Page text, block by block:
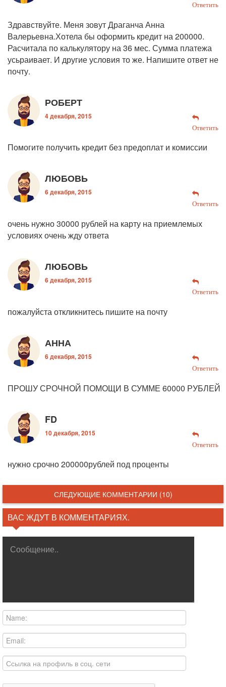
Ответить
Здравствуйте. Меня зовут Драганча Анна
Валерьевна.Хотела бы оформить кредит на 200000.
Расчитала по калькулятору на 36 мес. Сумма платежа
усьраивает. И другие условия то же. Напишите ответ не
почту.
РОБЕРТ
4 декабря, 2015
Ответить
Помогите получить кредит без предоплат и комиссии
ЛЮБОВЬ
6 декабря, 2015
Ответить
очень нужно 30000 рублей на карту на приемлемых
условиях очень жду ответа
ЛЮБОВЬ
6 декабря, 2015
Ответить
пожалуйста откликнитесь пишите на почту
АННА
6 декабря, 2015
Ответить
ПРОШУ СРОЧНОЙ ПОМОЩИ В СУММЕ 60000 РУБЛЕЙ
FD
10 декабря, 2015
Ответить
нужно срочно 200000рублей под проценты
СЛЕДУЮЩИЕ КОММЕНТАРИИ (10)
ВАС ЖДУТ В КОММЕНТАРИЯХ.